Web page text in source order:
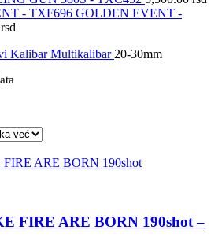
GOLDEN EVENT -
rsd
KalibarMultikalibar 20-30mm
niže
ka
višoj
FIRE ARE BORN 190shot –